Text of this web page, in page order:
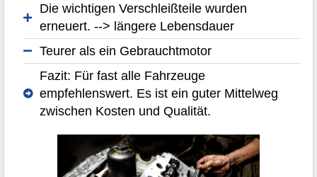
Die wichtigen Verschleißteile wurden
erneuert. --> längere Lebensdauer
Teurer als ein Gebrauchtmotor
Fazit: Für fast alle Fahrzeuge
empfehlenswert. Es ist ein guter Mittelweg
zwischen Kosten und Qualität.